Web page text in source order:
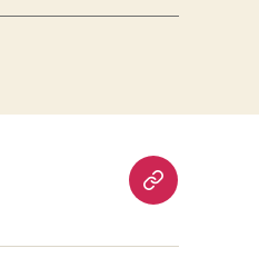
重
通